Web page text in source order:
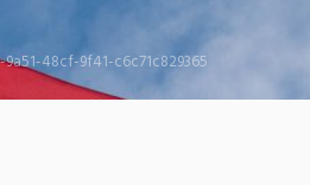
9a51-48cf-9f41-c6c71c829365